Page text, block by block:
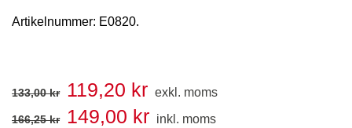
Artikelnummer: E0820.
133,00kr
Det
ursprungliga
119,20 kr Det
exkl. moms
166,25kr
Det
149,00 kr Det
inkl. moms